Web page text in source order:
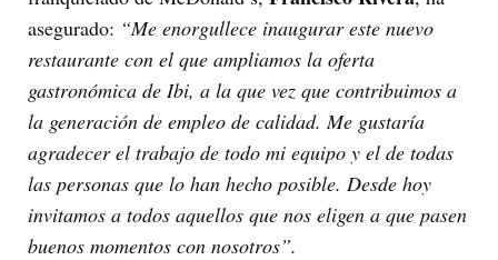
asegurado: “Me enorgullece inaugurar este nuevo
restaurante con el que ampliamos la oferta
gastronómica de Ibi, a la que vez que contribuimos a
la generación de empleo de calidad. Me gustaría
agradecer el trabajo de todo mi equipo y el de todas
las personas que lo han hecho posible. Desde hoy
invitamos a todos aquellos que nos eligen a que pasen
buenos momentos con nosotros”.